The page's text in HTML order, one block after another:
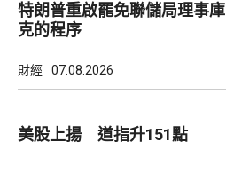
特朗普重啟罷免聯儲局理事庫
克的程序
財經 07.08.2026
美股上揚 道指升151點